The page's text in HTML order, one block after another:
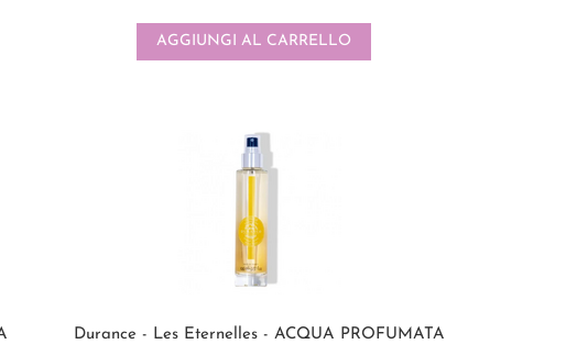
AGGIUNGI AL CARRELLO
Durance - Les Eternelles - ACQUA PROFUMATA